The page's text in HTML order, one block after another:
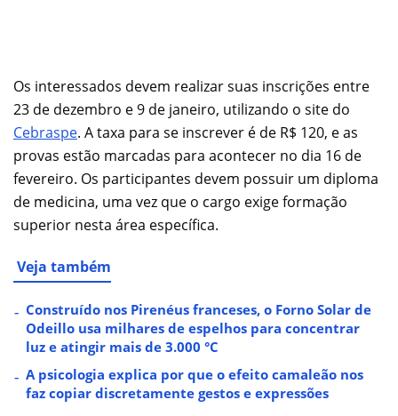
Os interessados devem realizar suas inscrições entre
23 de dezembro e 9 de janeiro, utilizando o site do
Cebraspe. A taxa para se inscrever é de R$ 120, e as
provas estão marcadas para acontecer no dia 16 de
fevereiro. Os participantes devem possuir um diploma
de medicina, uma vez que o cargo exige formação
superior nesta área específica.
Veja também
Construído nos Pirenéus franceses, o Forno Solar de
Odeillo usa milhares de espelhos para concentrar
luz e atingir mais de 3.000 °C
A psicologia explica por que o efeito camaleão nos
faz copiar discretamente gestos e expressões